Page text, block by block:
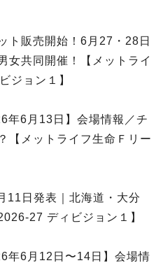
US!
ト販売開始！6月27・28日
女共同開催！【メットライ
ジョン１】
年6月13日】会場情報／チ
【メットライフ生命Ｆリー
日発表｜北海道・大分
27 ディビジョン１】
年6月12日〜14日】会場情